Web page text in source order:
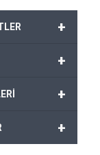
+
+
+
+